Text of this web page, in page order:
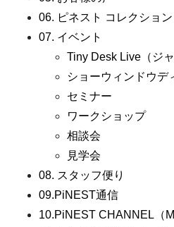
06. ピネスト コレクション
07. イベント
Tiny Desk Live（ジャ
ショーウィンドウデ
セミナー
ワークショップ
相談会
見学会
08. スタッフ便り
09.PiNEST通信
10.PiNEST CHANNEL（